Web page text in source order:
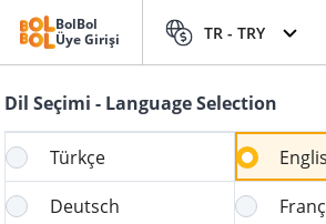
BolBol
Üye Girişi
TR - TRY
Dil Seçimi - Language Selection
Türkçe
Deutsch